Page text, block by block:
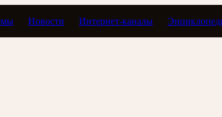
Новости Интернет-каналы